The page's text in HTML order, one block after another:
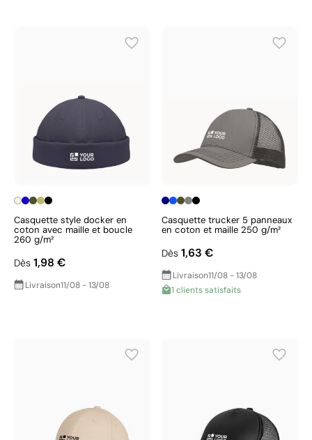
Casquette style docker en
coton avec maille et boucle
260 g/m²
Dès 1,98 €
Livraison11/08 - 13/08
Casquette trucker 5 panneaux
en coton et maille 250 g/m²
Dès 1,63 €
Livraison11/08 - 13/08
1 clients satisfaits